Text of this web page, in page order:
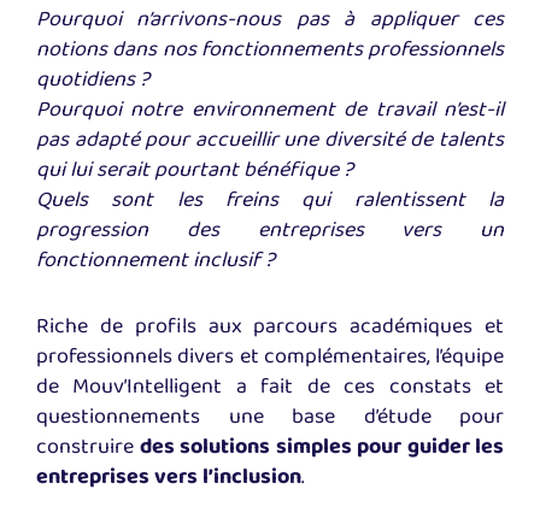
Pourquoi n’arrivons-nous pas à appliquer ces
notions dans nos fonctionnements professionnels
quotidiens ?
Pourquoi notre environnement de travail n’est-il
pas adapté pour accueillir une diversité de talents
qui lui serait pourtant bénéfique ?
Quels sont les freins qui ralentissent la
progression des entreprises vers un
fonctionnement inclusif ?
Riche de profils aux parcours académiques et
professionnels divers et complémentaires, l’équipe
de Mouv’Intelligent a fait de ces constats et
questionnements une base d’étude pour
construiredes solutions simples pour guider les
entreprises vers l’inclusion.